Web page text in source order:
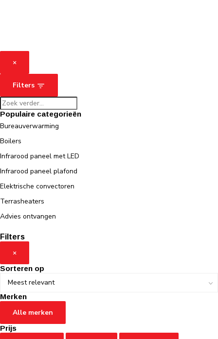
×
Filters
Populaire categorieën
Bureauverwarming
Boilers
Infrarood paneel met LED
Infrarood paneel plafond
Elektrische convectoren
Terrasheaters
Advies ontvangen
Filters
×
Sorteren op
Merken
Alle merken
Prijs